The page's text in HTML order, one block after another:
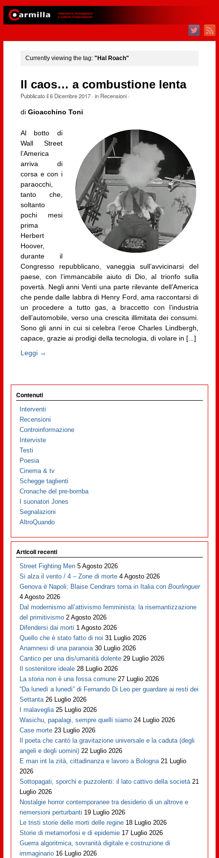
Currently viewing the tag: "Hal Roach"
Il caos… a combustione lenta
Pubblicato il6 Dicembre 2017· in Recensioni·
di Gioacchino Toni
Al botto di
Wall Street
l’America
arriva di
corsa e con i
paraocchi,
tanto che,
soltanto
pochi mesi
prima
Herbert
Hoover,
durante il
Congresso repubblicano, vaneggia sull’avvicinarsi del
paese, con l’immancabile aiuto di Dio, al trionfo sulla
povertà. Negli anni Venti una parte rilevante dell’America
che pende dalle labbra di Henry Ford, ama raccontarsi di
un procedere a tutto gas, a braccetto con l’industria
dell’automobile, verso una crescita illimitata dei consumi.
Sono gli anni in cui si celebra l’eroe Charles Lindbergh,
capace, grazie ai prodigi della tecnologia, di volare in [...]
Leggi →
Contenuti
Interventi
Recensioni
Controinformazione
Interviste
Testi
Poesia
Cinema & tv
Schegge taglienti
Cronache del pre-bomba
I suonatori Jones
Segnalazioni
AltroQuando
Articoli recenti
Street Fighting Men 5 Agosto 2026
Si alza il vento / 4 – Zone di morte 4 Agosto 2026
Genova è Napoli: Blaise Cendrars torna in Italia conBourlinguer
4 Agosto 2026
Dal modernismo all’attivismo femminista: la risemantizzazione
del primitivismo 2 Agosto 2026
Difendersi dai morti 1 Agosto 2026
Quello che è stato fatto di noi 31 Luglio 2026
Anamnesi di una paranoia 30 Luglio 2026
Cantico per una dis/umanità dolente 29 Luglio 2026
Il sostenitore ideale 28 Luglio 2026
La storia non è una fossa comune 27 Luglio 2026
“Da lunedì a lunedì” di Fernando Di Leo per guardare ai resti dei
Settanta 26 Luglio 2026
I malaveglia 25 Luglio 2026
Wasichu, papalagi, sempre quelli siamo 24 Luglio 2026
Case morte 23 Luglio 2026
Il poeta che cantò la gravitazione universale e la caduta (degli
angeli e degli uomini) 22 Luglio 2026
E man int la zità, cittadinanza e lavoro a Bologna 21 Luglio
2026
Sottopagati, sporchi e puzzolenti: il lato cattivo della società 21
Luglio 2026
Nostalgie horror contemporanee tra desiderio di un altrove e
riemersioni perturbanti 19 Luglio 2026
Le tristi storie delle morti delle regine 18 Luglio 2026
Storie di metamorfosi e di epidemie 17 Luglio 2026
Guerra algoritmica, sovranità digitale e costruzione di
immaginario 16 Luglio 2026